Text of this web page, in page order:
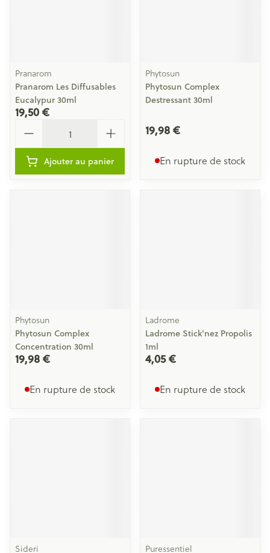
Pranarom
Pranarom Les Diffusables
Eucalypur 30ml
19,50 €
Ajouter au panier
Phytosun
Phytosun Complex
Destressant 30ml
19,98 €
En rupture de stock
Phytosun
Phytosun Complex
Concentration 30ml
19,98 €
En rupture de stock
Ladrome
Ladrome Stick'nez Propolis
1ml
4,05 €
En rupture de stock
Sideri Puressentiel